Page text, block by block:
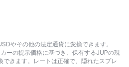
やその他の法定通貨に変換できます。
ーの提示価格に基づき、保有するJUPの現
できます。レートは正確で、隠れたスプレ